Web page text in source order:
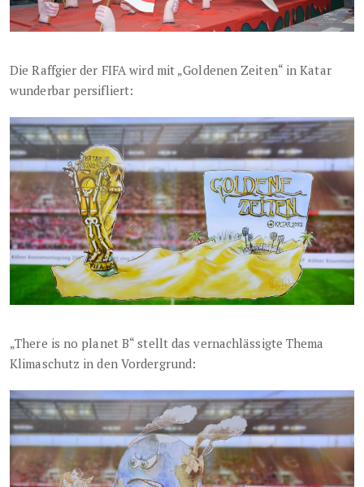
Die Raffgier der FIFA wird mit „Goldenen Zeiten“ in Katar
wunderbar persifliert:
„There is no planet B“ stellt das vernachlässigte Thema
Klimaschutz in den Vordergrund: